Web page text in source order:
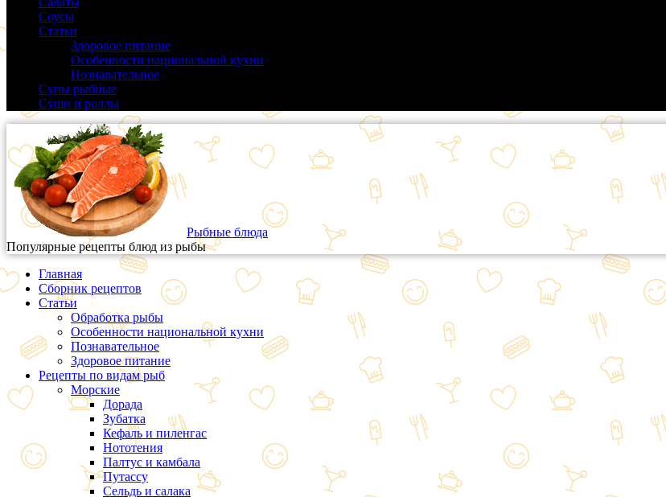
Соусы
Статьи
Здоровое питание
Особенности национальной кухни
Познавательное
Супы рыбные
Суши и роллы
Рыбные блюда
Популярные рецепты блюд из рыбы
Главная
Сборник рецептов
Статьи
Обработка рыбы
Особенности национальной кухни
Познавательное
Здоровое питание
Рецепты по видам рыб
Морские
Дорада
Зубатка
Кефаль и пиленгас
Нототения
Палтус и камбала
Путассу
Сельдь и салака